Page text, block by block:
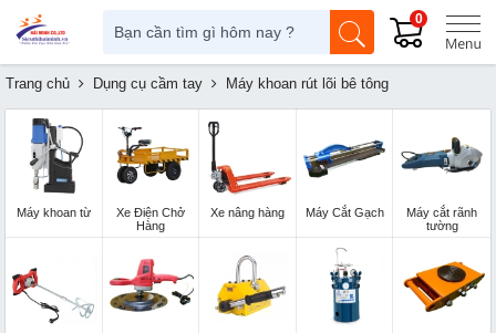
0
Trang chủ Dụng cụ cầm tay Máy khoan rút lõi bê tông
Máy khoan từ
Xe Điện Chở
Hàng
Xe nâng hàng Máy Cắt Gạch
Máy cắt rãnh
tường